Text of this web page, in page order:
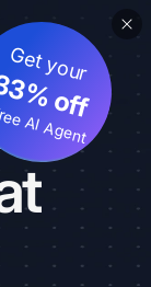
Get your
off
AI Agent